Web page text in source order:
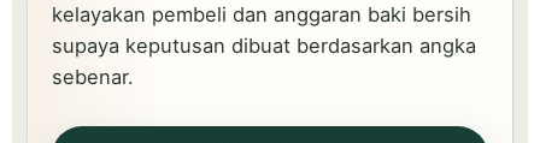
kelayakan pembeli dan anggaran baki bersih
supaya keputusan dibuat berdasarkan angka
sebenar.